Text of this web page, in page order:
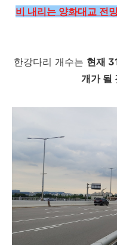
비 내리는 양화대교 전
한강다리 개수는 현재
개가 될